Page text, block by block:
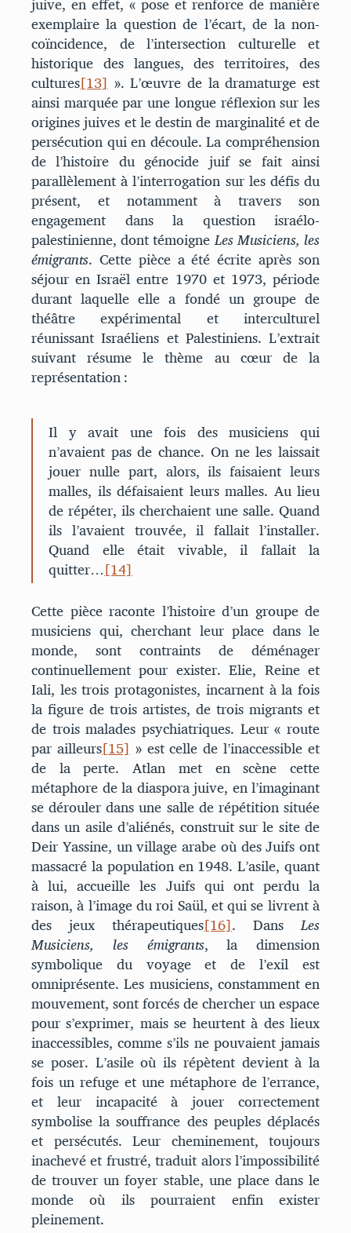
exemplaire la question de l’écart, de la non-
coïncidence, de l’intersection culturelle et
historique des langues, des territoires, des
cultures[13] ». L’œuvre de la dramaturge est
ainsi marquée par une longue réflexion sur les
origines juives et le destin de marginalité et de
persécution qui en découle. La compréhension
de l’histoire du génocide juif se fait ainsi
parallèlement à l’interrogation sur les défis du
présent, et notamment à travers son
engagement dans la question israélo-
palestinienne, dont témoigneLes Musiciens, les
émigrants. Cette pièce a été écrite après son
séjour en Israël entre 1970 et 1973, période
durant laquelle elle a fondé un groupe de
théâtre expérimental et interculturel
réunissant Israéliens et Palestiniens. L’extrait
suivant résume le thème au cœur de la
représentation :
Il y avait une fois des musiciens qui
n’avaient pas de chance. On ne les laissait
jouer nulle part, alors, ils faisaient leurs
malles, ils défaisaient leurs malles. Au lieu
de répéter, ils cherchaient une salle. Quand
ils l’avaient trouvée, il fallait l’installer.
Quand elle était vivable, il fallait la
quitter…[14]
Cette pièce raconte l’histoire d’un groupe de
musiciens qui, cherchant leur place dans le
monde, sont contraints de déménager
continuellement pour exister. Elie, Reine et
Iali, les trois protagonistes, incarnent à la fois
la figure de trois artistes, de trois migrants et
de trois malades psychiatriques. Leur « route
par ailleurs[15]» est celle de l’inaccessible et
de la perte. Atlan met en scène cette
métaphore de la diaspora juive, en l’imaginant
se dérouler dans une salle de répétition située
dans un asile d’aliénés, construit sur le site de
Deir Yassine, un village arabe où des Juifs ont
massacré la population en 1948. L’asile, quant
à lui, accueille les Juifs qui ont perdu la
raison, à l’image du roi Saül, et qui se livrent à
des jeux thérapeutiques[16]. DansLes
Musiciens, les émigrants, la dimension
symbolique du voyage et de l’exil est
omniprésente. Les musiciens, constamment en
mouvement, sont forcés de chercher un espace
pour s’exprimer, mais se heurtent à des lieux
inaccessibles, comme s’ils ne pouvaient jamais
se poser. L’asile où ils répètent devient à la
fois un refuge et une métaphore de l’errance,
et leur incapacité à jouer correctement
symbolise la souffrance des peuples déplacés
et persécutés. Leur cheminement, toujours
inachevé et frustré, traduit alors l’impossibilité
de trouver un foyer stable, une place dans le
monde où ils pourraient enfin exister
pleinement.